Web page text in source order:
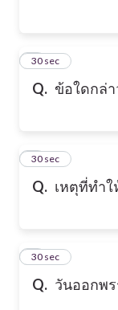
Q. ข้อใดกล่
2
30 sec
Q. เหตุที่ทำใ
3
30 sec
Q. วันออกพ
4
30 sec